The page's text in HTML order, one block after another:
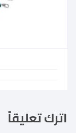
اترك تعليقاً